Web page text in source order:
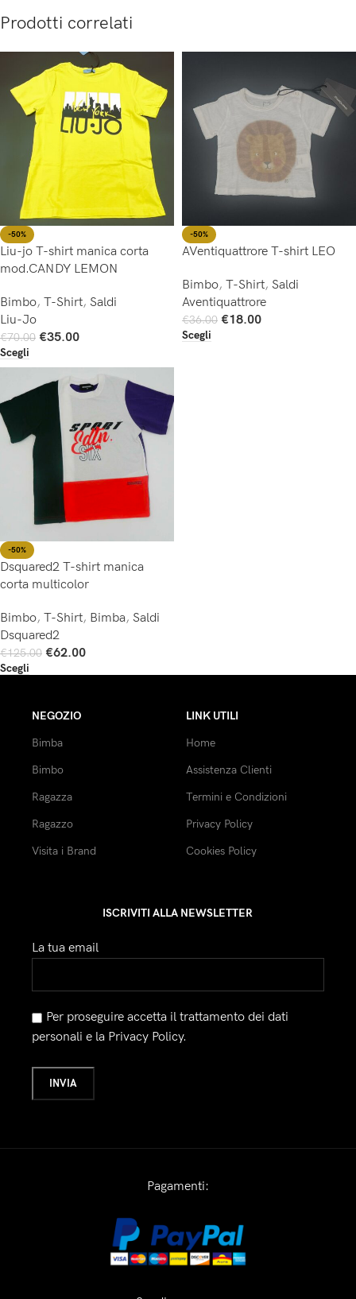
Prodotti correlati
-50%
Liu-jo T-shirt manica corta
mod.CANDY LEMON
Bimbo, T-Shirt, Saldi
Liu-Jo
€70.00 €35.00
Scegli
-50%
AVentiquattrore T-shirt LEO
Bimbo, T-Shirt, Saldi
Aventiquattrore
€36.00 €18.00
Scegli
-50%
Dsquared2 T-shirt manica
corta multicolor
Bimbo, T-Shirt, Bimba, Saldi
Dsquared2
€125.00 €62.00
Scegli
NEGOZIO
Bimba
Bimbo
Ragazza
Ragazzo
Visita i Brand
LINK UTILI
Home
Assistenza Clienti
Termini e Condizioni
Privacy Policy
Cookies Policy
ISCRIVITI ALLA NEWSLETTER
La tua email
Per proseguire accetta il trattamento dei dati
personali e la Privacy Policy.
Pagamenti: